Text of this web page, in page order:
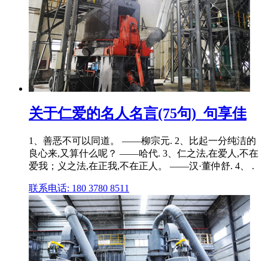
关于仁爱的名人名言(75句)_句享佳
1、善恶不可以同道。 ——柳宗元. 2、比起一分纯洁的
良心来,又算什么呢？ ——哈代. 3、仁之法,在爱人,不在
爱我；义之法,在正我,不在正人。 ——汉·董仲舒. 4、 .
联系电话: 180 3780 8511